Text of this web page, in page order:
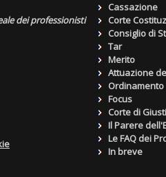
dei professionisti
Cassazione
Corte
Consiglio di
Tar
Merito
Attuazione
Focus
Corte di
Il Parere
Le FAQ dei
In breve